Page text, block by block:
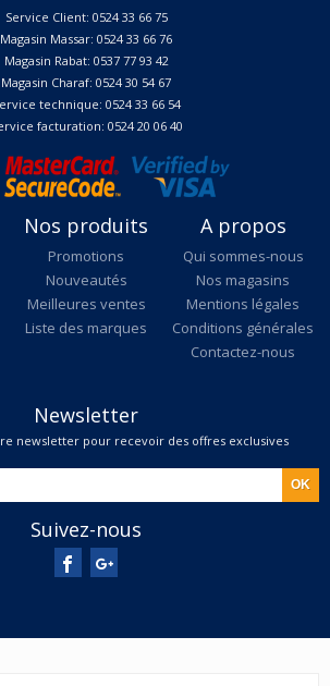
Service Client: 0524 33 66 75
Magasin Massar: 0524 33 66 76
Magasin Rabat: 0537 77 93 42
Magasin Charaf: 0524 30 54 67
technique: 0524 33 66 54
facturation: 0524 20 06 40
Nos produits
Promotions
Nouveautés
Meilleures ventes
Liste des marques
A propos
Qui sommes-nous
Nos magasins
Mentions légales
Conditions générales
Contactez-nous
Newsletter
newsletter pour recevoir des offres exclusives
Suivez-nous